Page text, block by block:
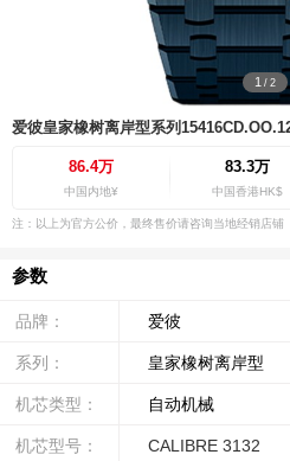
1 / 2
爱彼皇家橡树离岸型系列
86.4万
中国内地¥
83.3万
中国香港HK$
注：以上为官方公价，最终售价请咨询当地经销店铺
参数
品牌： 爱彼
系列： 皇家橡树离岸型
机芯类型： 自动机械
机芯型号： CALIBRE 3132